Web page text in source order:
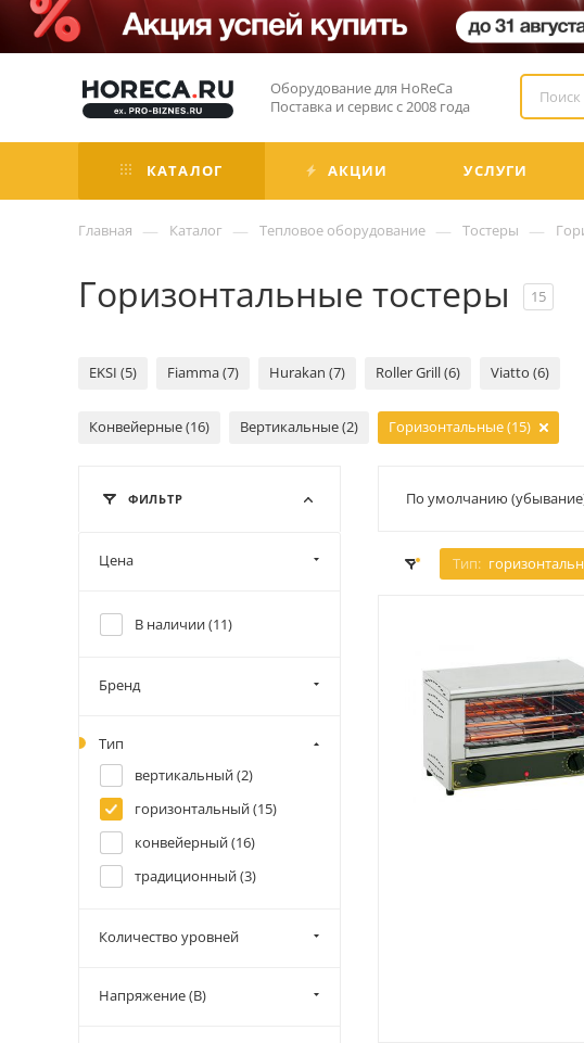
Оборудование для HoReCa
Поставка и сервис с 2008 года
КАТАЛОГ АКЦИИ УСЛУГИ
Главная — Каталог — Тепловое оборудование — Тостеры —
Горизонтальные тостеры 15
EKSI (5) Fiamma (7) Hurakan (7) Roller Grill (6) Viatto (6)
Конвейерные (16) Вертикальные (2) Горизонтальные (15)
По умолчанию
Тип:
ФИЛЬТР
Цена
В наличии (11)
Бренд
Тип
вертикальный (2)
горизонтальный (15)
конвейерный (16)
традиционный (3)
Количество уровней
Напряжение (В)